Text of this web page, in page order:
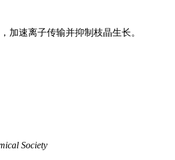
加速离子传输并抑制枝晶生长。
Society